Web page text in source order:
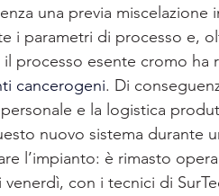
una previa miscelazione
i parametri di processo e,
processo esente cromo ha
cancerogeni. Di
e la logistica
nuovo sistema durante
l’impianto: è rimasto
con i tecnici di